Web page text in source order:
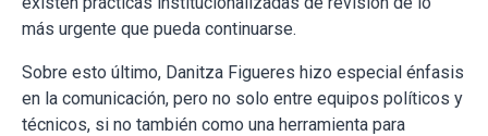
más urgente que pueda continuarse.
Sobre esto último, Danitza Figueres hizo especial énfasis
en la comunicación, pero no solo entre equipos políticos y
técnicos, si no también como una herramienta para